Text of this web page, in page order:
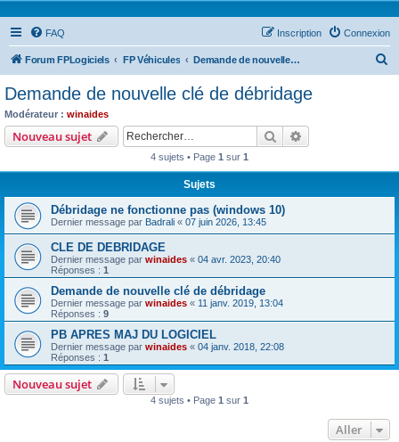
FAQ Connexion
Inscription
Forum FPLogiciels FP Véhicules Demande de nouvelle clé de débridage
Demande de nouvelle clé de débridage
Modérateur : winaides
Nouveau sujet Rechercher
4 sujets • Page 1 sur 1
Sujets
Débridage ne fonctionne pas (windows 10)
Dernier message par Badrali « 07 juin 2026, 13:45
CLE DE DEBRIDAGE
Dernier message par winaides « 04 avr. 2023, 20:40
Réponses : 1
Demande de nouvelle clé de débridage
Dernier message par winaides « 11 janv. 2019, 13:04
Réponses : 9
PB APRES MAJ DU LOGICIEL
Dernier message par winaides « 04 janv. 2018, 22:08
Réponses : 1
Nouveau sujet
4 sujets • Page 1 sur 1
Aller